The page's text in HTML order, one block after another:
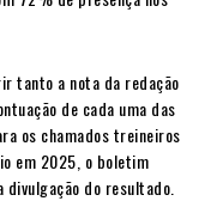
tanto a nota da redação
de cada uma das
os chamados treineiros
em 2025, o boletim
do resultado.